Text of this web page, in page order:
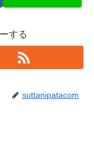
する
suttanipatacom